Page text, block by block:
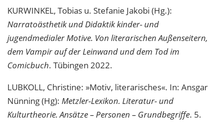
KURWINKEL, Tobias u. Stefanie Jakobi (Hg.):
Narratoästhetik und Didaktik kinder- und
jugendmedialer Motive. Von literarischen Außenseitern,
dem Vampir auf der Leinwand und dem Tod im
Comicbuch. Tübingen 2022.
LUBKOLL, Christine: »Motiv, literarisches«. In: Ansgar
Nünning (Hg): Metzler-Lexikon. Literatur- und
Kulturtheorie. Ansätze – Personen – Grundbegriffe. 5.